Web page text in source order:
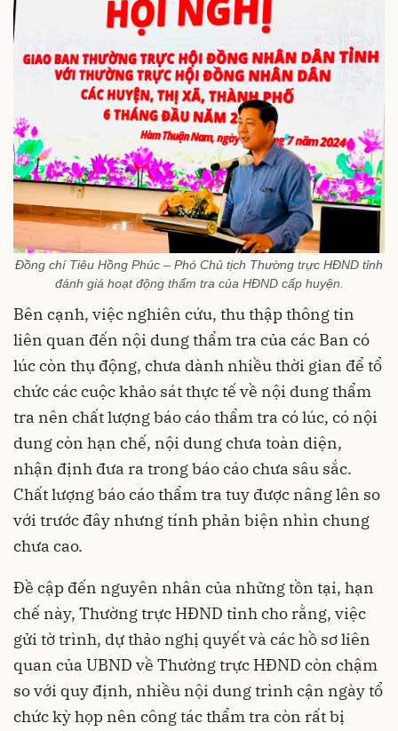
Đồng chí Tiêu Hồng Phúc – Phó Chủ tịch Thường trực HĐND tỉnh
đánh giá hoạt động thẩm tra của HĐND cấp huyện.
Bên cạnh, việc nghiên cứu, thu thập thông tin
liên quan đến nội dung thẩm tra của các Ban có
lúc còn thụ động, chưa dành nhiều thời gian để tổ
chức các cuộc khảo sát thực tế về nội dung thẩm
tra nên chất lượng báo cáo thẩm tra có lúc, có nội
dung còn hạn chế, nội dung chưa toàn diện,
nhận định đưa ra trong báo cáo chưa sâu sắc.
Chất lượng báo cáo thẩm tra tuy được nâng lên so
với trước đây nhưng tính phản biện nhìn chung
chưa cao.
Đề cập đến nguyên nhân của những tồn tại, hạn
chế này, Thường trực HĐND tỉnh cho rằng, việc
gửi tờ trình, dự thảo nghị quyết và các hồ sơ liên
quan của UBND về Thường trực HĐND còn chậm
so với quy định, nhiều nội dung trình cận ngày tổ
chức kỳ họp nên công tác thẩm tra còn rất bị